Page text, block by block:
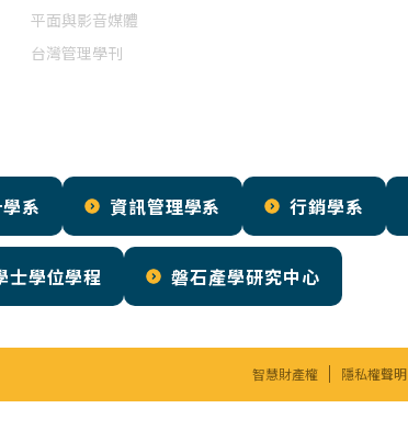
平面與影音媒體
台灣管理學刊
系 資訊管理學系 行銷學系
士學位學程 磐石產學研究中心
智慧財產權 隱私權聲明